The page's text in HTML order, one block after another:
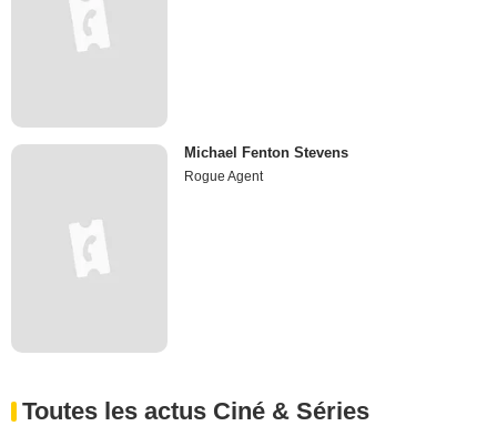
Michael Fenton Stevens
Rogue Agent
Toutes les actus Ciné & Séries